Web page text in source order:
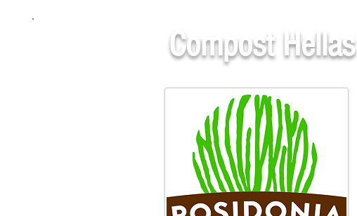
Compost Hellas